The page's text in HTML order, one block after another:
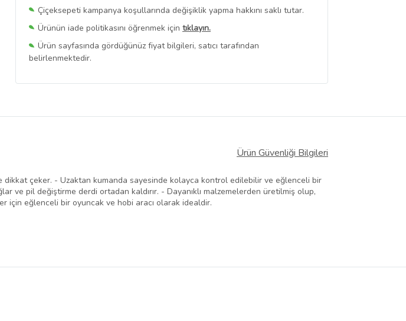
Çiçeksepeti kampanya koşullarında değişiklik yapma hakkını saklı tutar.
Ürünün iade politikasını öğrenmek için tıklayın.
Ürün sayfasında gördüğünüz fiyat bilgileri, satıcı tarafından
belirlenmektedir.
Ürün Güvenliği Bilgileri
çeker. - Uzaktan kumanda sayesinde kolayca kontrol edilebilir ve eğlenceli bir
ve pil değiştirme derdi ortadan kaldırır. - Dayanıklı malzemelerden üretilmiş olup,
için eğlenceli bir oyuncak ve hobi aracı olarak idealdir.